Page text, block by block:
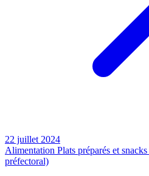
22 juillet 2024
Alimentation Plats préparés et snacks
préfectoral)